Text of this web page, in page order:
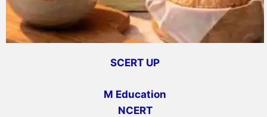
SCERT UP
M Education
NCERT